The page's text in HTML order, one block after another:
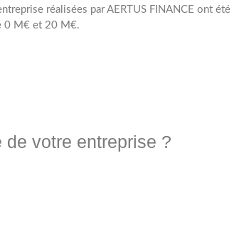
réalisées par AERTUS FINANCE ont été
0 M€ et 20 M€.
votre entreprise ?